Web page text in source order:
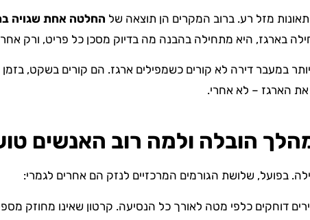
מזל רע. ברוב המקרים הן תוצאה של החלטה אחת שגויה
בארגז, היא מתחילה בהבנה מה בדיוק מסכן כל פריט, ורק
במעבר דירה לא קורים כשמפילים ארגז. הם קורים בשקט,
את הארגז – לא אחרי.
הובלה ולמה רוב האנשים
בפועל, שלושת הגורמים המרכזיים לנזק הם אחרים לגמרי:
דוחקים כלפי מטה לאורך כל הנסיעה. קרטון שאינו מחוזק